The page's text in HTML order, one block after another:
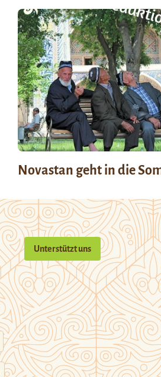
Novastan geht in die
Unterstützt uns